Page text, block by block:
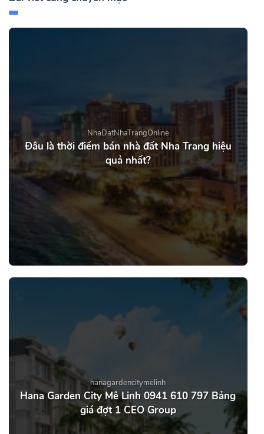
NhaDatNhaTrangOnline
Đâu là thời điểm bán nhà đất Nha Trang hiệu
quả nhất?
hanagardencitymelinh
Hana Garden City Mê Linh 0941 610 797 Bảng
giá đợt 1 CEO Group